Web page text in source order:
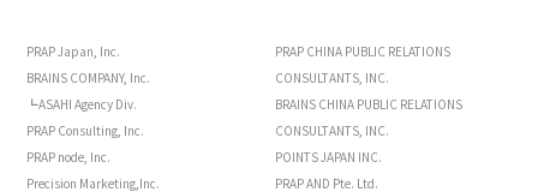
PRAP Japan, Inc.
BRAINS COMPANY, Inc.
┗ASAHI Agency Div.
PRAP Consulting, Inc.
PRAP node, Inc.
Precision Marketing,Inc.
PRAP CHINA PUBLIC RELATIONS
CONSULTANTS, INC.
BRAINS CHINA PUBLIC RELATIONS
CONSULTANTS, INC.
POINTS JAPAN INC.
PRAP AND Pte. Ltd.